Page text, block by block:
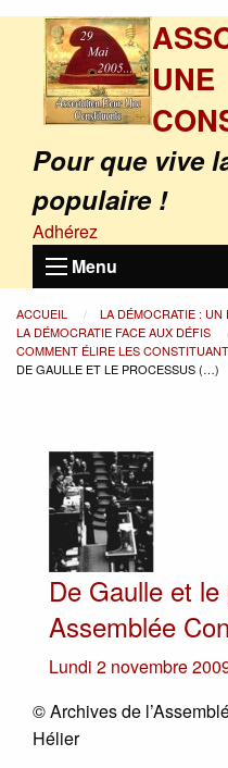
UNE
Pour que vive
populaire !
Adhérez
Menu
ACCUEIL
LA DÉMOCRATIE : UN
LA DÉMOCRATIE FACE AUX DÉFIS
COMMENT ÉLIRE LES
DE GAULLE ET LE PROCESSUS (…)
De Gaulle et le
Assemblée
Lundi 2 novembre
© Archives de
Hélier